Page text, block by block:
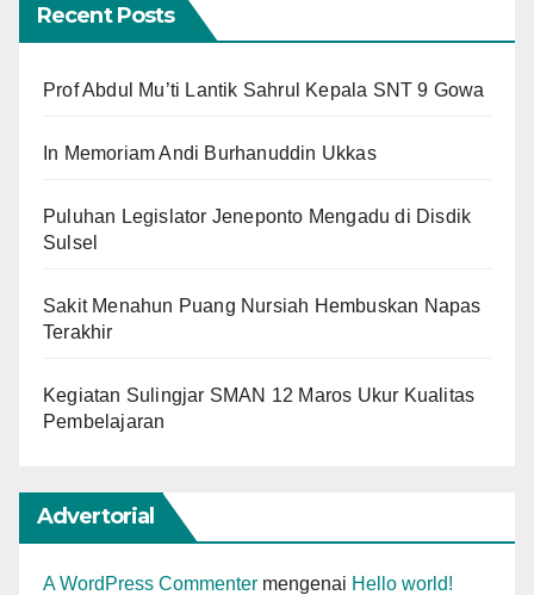
Recent Posts
Prof Abdul Mu’ti Lantik Sahrul Kepala SNT 9 Gowa
In Memoriam Andi Burhanuddin Ukkas
Puluhan Legislator Jeneponto Mengadu di Disdik
Sulsel
Sakit Menahun Puang Nursiah Hembuskan Napas
Terakhir
Kegiatan Sulingjar SMAN 12 Maros Ukur Kualitas
Pembelajaran
Advertorial
A WordPress Commenter mengenai Hello world!